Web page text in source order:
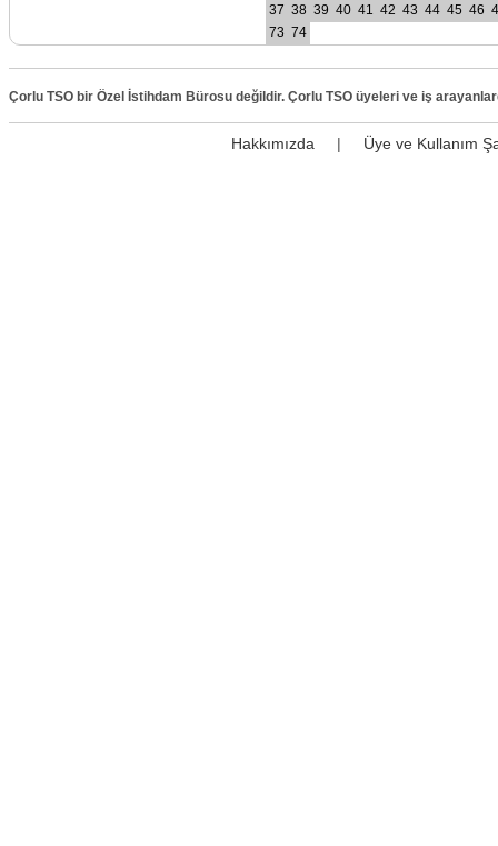
37 38 39 40 41 42 43 44 45 46
73 74
Çorlu TSO bir Özel İstihdam Bürosu değildir. Çorlu TSO üyeleri ve iş
Hakkımızda | Üye ve Kullanım